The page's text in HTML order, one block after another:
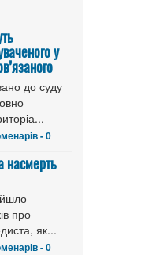
у
до суду
- 0
насмерть
про
як...
- 0